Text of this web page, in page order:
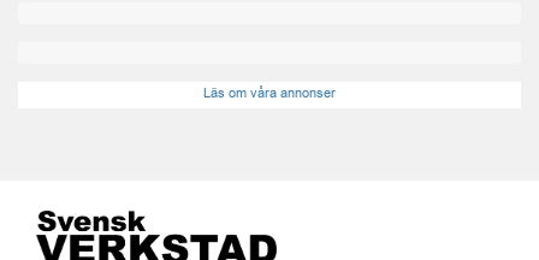
Läs om våra annonser